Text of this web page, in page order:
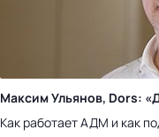
Максим Ульянов, Dors:
Как работает АДМ и как